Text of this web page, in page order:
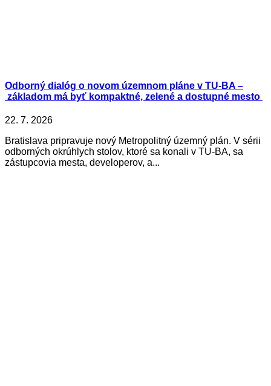
Odborný dialóg o novom územnom pláne v TU-BA –
základom má byť kompaktné, zelené a dostupné mesto
22. 7. 2026
Bratislava pripravuje nový Metropolitný územný plán. V sérii
odborných okrúhlych stolov, ktoré sa konali v TU-BA, sa
zástupcovia mesta, developerov, a...